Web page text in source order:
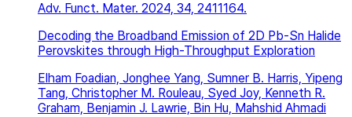
Adv. Funct. Mater. 2024, 34, 2411164.
Decoding the Broadband Emission of 2D Pb-Sn Halide
Perovskites through High-Throughput Exploration
Elham Foadian, Jonghee Yang, Sumner B. Harris, Yipeng
Tang, Christopher M. Rouleau, Syed Joy, Kenneth R.
Graham, Benjamin J. Lawrie, Bin Hu, Mahshid Ahmadi